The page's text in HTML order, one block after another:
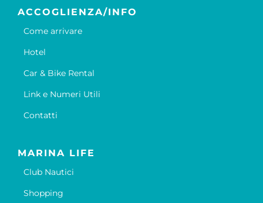
ACCOGLIENZA/INFO
Come arrivare
Hotel
Car & Bike Rental
Link e Numeri Utili
Contatti
MARINA LIFE
Club Nautici
Shopping